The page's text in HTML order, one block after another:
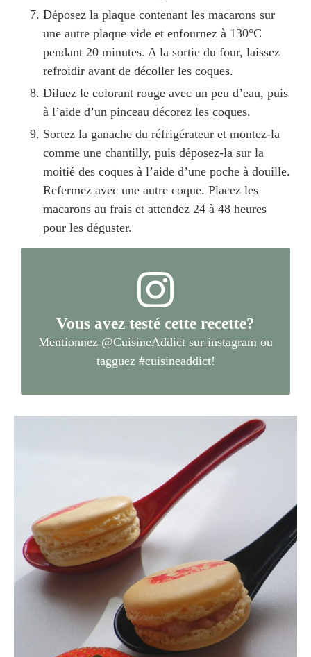
Déposez la plaque contenant les macarons sur
une autre plaque vide et enfournez à 130°C
pendant 20 minutes. A la sortie du four, laissez
refroidir avant de décoller les coques.
Diluez le colorant rouge avec un peu d’eau, puis
à l’aide d’un pinceau décorez les coques.
Sortez la ganache du réfrigérateur et montez-la
comme une chantilly, puis déposez-la sur la
moitié des coques à l’aide d’une poche à douille.
Refermez avec une autre coque. Placez les
macarons au frais et attendez 24 à 48 heures
pour les déguster.
Vous avez testé cette recette?
Mentionnez @CuisineAddict sur instagram ou
tagguez #cuisineaddict!